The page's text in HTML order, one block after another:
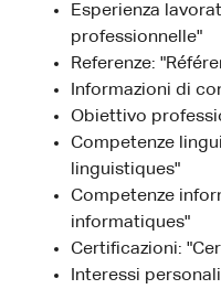
Esperienza
professionnelle"
Referenze:
Informazioni di
Obiettivo
Competenze
linguistiques"
Competenze
informatiques"
Certificazioni:
Interessi